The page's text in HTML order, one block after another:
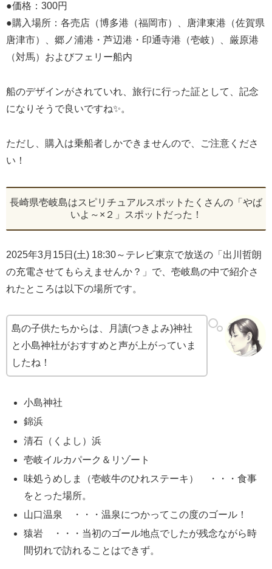
●価格：300円
●購入場所：各売店（博多港（福岡市）、唐津東港（佐賀県
唐津市）、郷ノ浦港・芦辺港・印通寺港（壱岐）、厳原港
（対馬）およびフェリー船内
船のデザインがされていれ、旅行に行った証として、記念
になりそうで良いですね✨。
ただし、購入は乗船者しかできませんので、ご注意くださ
い！
長崎県壱岐島はスピリチュアルスポットたくさんの「やば
いよ～×２」スポットだった！
2025年3月15日(土) 18:30～テレビ東京で放送の「出川哲朗
の充電させてもらえませんか？」で、壱岐島の中で紹介さ
れたところは以下の場所です。
島の子供たちからは、月讀(つきよみ)神社
と小島神社がおすすめと声が上がっていま
したね！
小島神社
錦浜
清石（くよし）浜
壱岐イルカパーク＆リゾート
味処うめしま（壱岐牛のひれステーキ） ・・・食事
をとった場所。
山口温泉 ・・・温泉につかってこの度のゴール！
猿岩 ・・・当初のゴール地点でしたが残念ながら時
間切れで訪れることはできず。